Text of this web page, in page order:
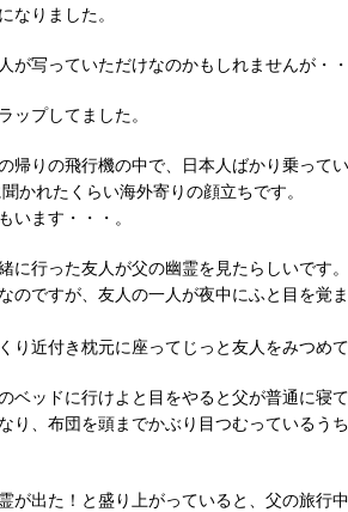
なりました。
写っていただけなのかもしれませんが・・
ップしてました。
帰りの飛行機の中で、日本人ばかり乗って
かれたくらい海外寄りの顔立ちです。
います・・・。
行った友人が父の幽霊を見たらしいです。
のですが、友人の一人が夜中にふと目を覚
近付き枕元に座ってじっと友人をみつめて
ッドに行けよと目をやると父が普通に寝て
り、布団を頭までかぶり目つむっているう
が出た！と盛り上がっていると、父の旅行